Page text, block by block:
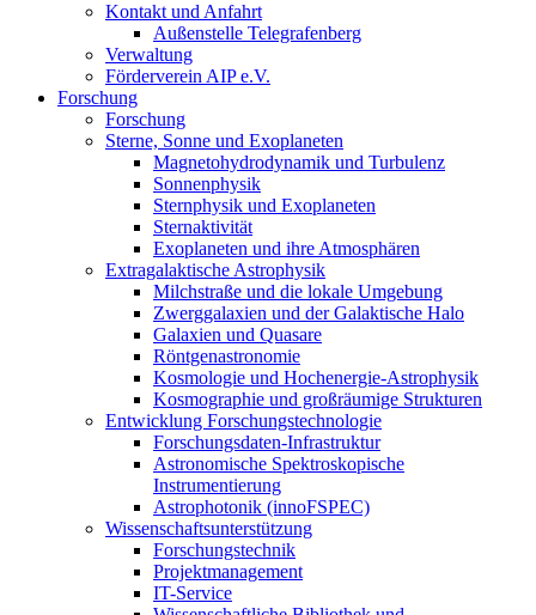
Kontakt und Anfahrt
Außenstelle Telegrafenberg
Verwaltung
Förderverein AIP e.V.
Forschung
Forschung
Sterne, Sonne und Exoplaneten
Magnetohydrodynamik und Turbulenz
Sonnenphysik
Sternphysik und Exoplaneten
Sternaktivität
Exoplaneten und ihre Atmosphären
Extragalaktische Astrophysik
Milchstraße und die lokale Umgebung
Zwerggalaxien und der Galaktische Halo
Galaxien und Quasare
Röntgenastronomie
Kosmologie und Hochenergie-Astrophysik
Kosmographie und großräumige Strukturen
Entwicklung Forschungstechnologie
Forschungsdaten-Infrastruktur
Astronomische Spektroskopische
Instrumentierung
Astrophotonik (innoFSPEC)
Wissenschaftsunterstützung
Forschungstechnik
Projektmanagement
IT-Service